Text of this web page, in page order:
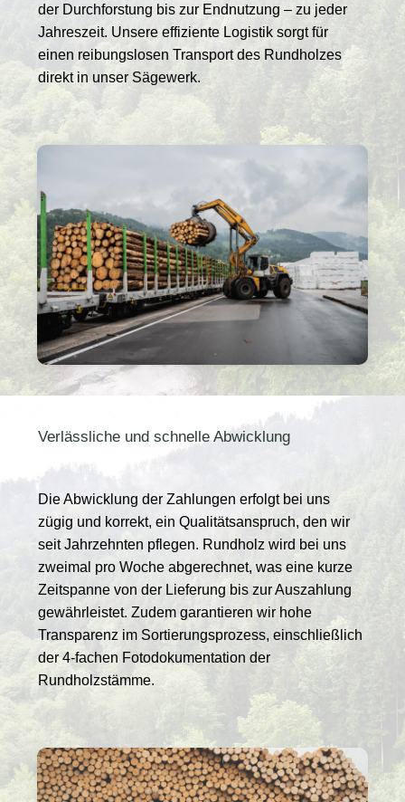
der Durchforstung bis zur Endnutzung – zu jeder
Jahreszeit. Unsere effiziente Logistik sorgt für
einen reibungslosen Transport des Rundholzes
direkt in unser Sägewerk.
Verlässliche und schnelle Abwicklung
Die Abwicklung der Zahlungen erfolgt bei uns
zügig und korrekt, ein Qualitätsanspruch, den wir
seit Jahrzehnten pflegen. Rundholz wird bei uns
zweimal pro Woche abgerechnet, was eine kurze
Zeitspanne von der Lieferung bis zur Auszahlung
gewährleistet. Zudem garantieren wir hohe
Transparenz im Sortierungsprozess, einschließlich
der 4-fachen Fotodokumentation der
Rundholzstämme.